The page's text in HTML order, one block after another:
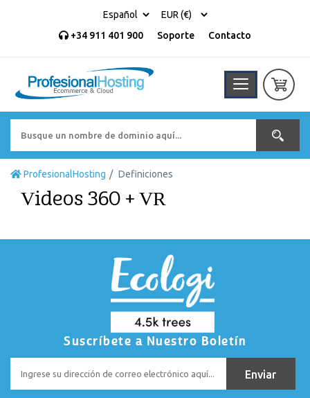
+34 911 401 900 Soporte Contacto
ProfesionalHosting Definiciones
Videos 360 + VR
Suscríbete a Nuestro Boletín